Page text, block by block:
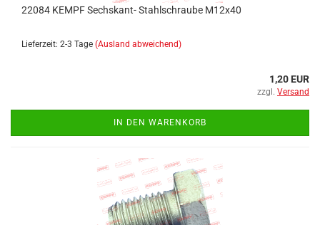
22084 KEMPF Sechskant- Stahlschraube M12x40
Lieferzeit: 2-3 Tage (Ausland abweichend)
1,20 EUR
zzgl. Versand
IN DEN WARENKORB